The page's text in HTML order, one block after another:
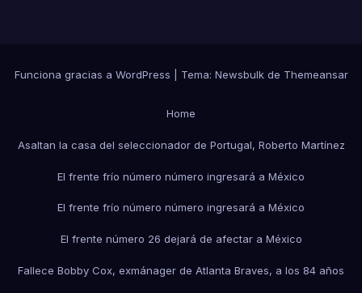
Funciona gracias a WordPress Tema: Newsbulkde Themeansar
Home
Asaltan la casa del seleccionador de Portugal, Roberto Martínez
El frente frío número número ingresará a México
El frente frío número número ingresará a México
El frente número 26 dejará de afectar a México
Fallece Bobby Cox, exmánager de Atlanta Braves, a los 84 años